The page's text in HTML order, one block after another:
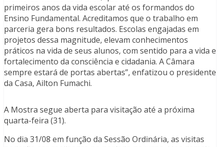
primeiros anos da vida escolar até os formandos do
Ensino Fundamental. Acreditamos que o trabalho em
parceria gera bons resultados. Escolas engajadas em
projetos dessa magnitude, elevam conhecimentos
práticos na vida de seus alunos, com sentido para a vida e
fortalecimento da consciência e cidadania. A Câmara
sempre estará de portas abertas”, enfatizou o presidente
da Casa, Ailton Fumachi.
A Mostra segue aberta para visitação até a próxima
quarta-feira (31).
No dia 31/08 em função da Sessão Ordinária, as visitas